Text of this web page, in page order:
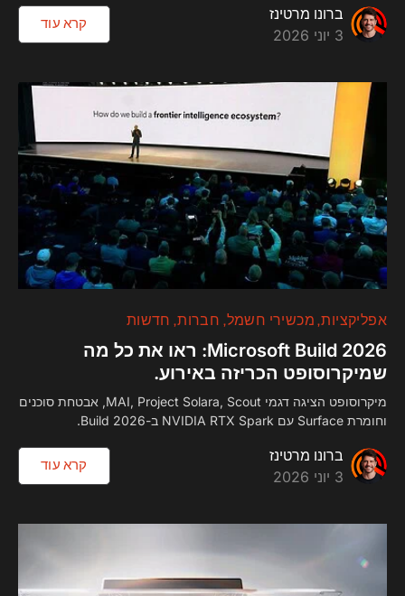
ברונו מרטינז
3 יוני 2026
קרא עוד
אפליקציות מכשירי חשמל חברות חדשות
Microsoft Build 2026: ראו את כל מה
שמיקרוסופט הכריזה באירוע.
מיקרוסופט הציגה דגמי MAI, Project Solara, Scout, אבטחת סוכנים
וחומרת Surface עם NVIDIA RTX Spark ב-Build 2026.
ברונו מרטינז
3 יוני 2026
קרא עוד